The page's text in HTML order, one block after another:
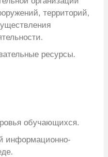
территорий,
ресурсы.
обучающихся.
информационно-